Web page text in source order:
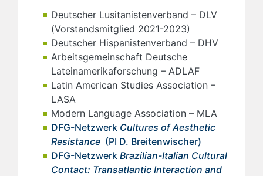
Deutscher Lusitanistenverband – DLV
(Vorstandsmitglied 2021-2023)
Deutscher Hispanistenverband – DHV
Arbeitsgemeinschaft Deutsche
Lateinamerikaforschung – ADLAF
Latin American Studies Association –
LASA
Modern Language Association – MLA
DFG-Netzwerk Cultures of Aesthetic
Resistance (PI D. Breitenwischer)
DFG-Netzwerk Brazilian-Italian Cultural
Contact: Transatlantic Interaction and